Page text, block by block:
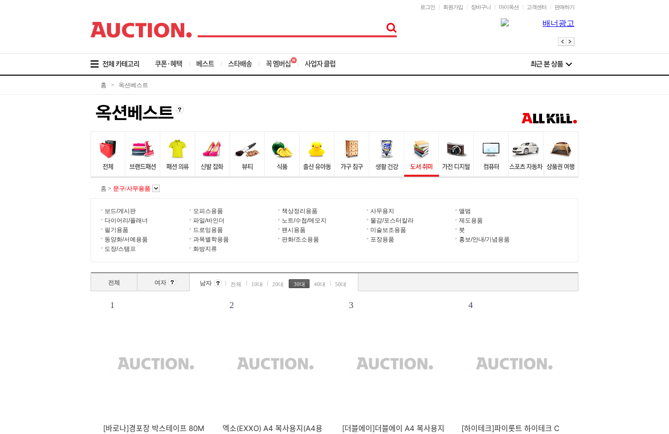
로
가
로
가
로
가
로그인 회원가입 장바구니 마이옥션 고객센터 판매하기
쿠폰·혜택 베스트 스타배송 꼭 멤버십 사업자 클럽
홈 > 옥션베스트
홈 > 문구/사무용품
보드/게시판 오피스용품 책상정리용품 사무용지
앨범
다이어리/플래너
파일/바인더 노트/수첩/메모지 물감/포스터칼라
제도용품
필기용품
드로잉용품 팬시용품 미술보조용품
붓
동양화/서예용품
과목별학용품 판화/조소용품 포장용품
홍보/안내/기념용품
도장/스탬프
화방지류
전체 여자 남자 전체 10대 20대 30대 40대 50대
1
[바로나]경포장 박스테이프 80M
2
엑소(EXXO) A4 복사용지(A4용
3
[더블에이]더블에이 A4 복사용지
4
[하이테크]파이롯트 하이테크 C